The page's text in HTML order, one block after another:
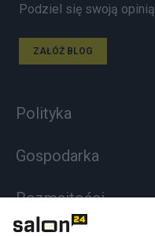
Podziel się swoją opinią
ZAŁÓŻ BLOG
Polityka
Gospodarka
Rozmaitości